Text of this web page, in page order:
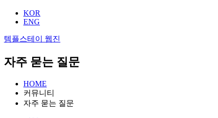
KOR
ENG
템플스테이 웹진
자주 묻는 질문
HOME
커뮤니티
자주 묻는 질문